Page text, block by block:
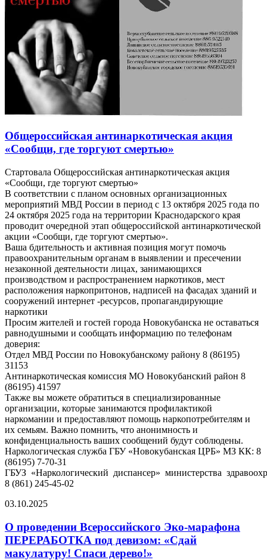
Общероссийская антинаркотическая акция
«Сообщи, где торгуют смертью»
Стартовала Общероссийская антинаркотическая акция
«Сообщи, где торгуют смертью»
В соответствии с планом основных организационных
мероприятий МВД России в период с 13 октября 2025 года по
24 октября 2025 года на территории Краснодарского края
проводит очередной этап общероссийской антинаркотической
акции «Сообщи, где торгуют смертью».
Ваша бдительность и активная позиция могут помочь
правоохранительным органам в выявлении и пресечении
незаконной деятельности лицах, занимающихся
производством и распространением наркотиков, мест
расположения наркопритонов, надписей на фасадах зданий и
сооружений интернет -ресурсов, пропагандирующие
наркотики
Просим жителей и гостей города Новокубанска не оставаться
равнодушными и сообщать информацию по телефонам
доверия:
Отдел МВД России по Новокубанскому району 8 (86195)
31153
Антинаркотическая комиссия МО Новокубанский район 8
(86195) 41597
Также вы можете обратиться в специализированные
организации, которые занимаются профилактикой
наркомании и предоставляют помощь наркопотребителям и
их семьям. Важно помнить, что анонимность и
конфиденциальность ваших сообщений будут соблюдены.
Наркологическая служба ГБУ «Новокубанская ЦРБ» МЗ КК: 8
(86195) 7-70-31
ГБУЗ «Наркологический диспансер» министерства
8 (861) 245-45-02
03.10.2025
О проведении Всероссийского Эко-марафона
ПЕРЕРАБОТКА под девизом: «Сдай
макулатуру! Спаси дерево!»